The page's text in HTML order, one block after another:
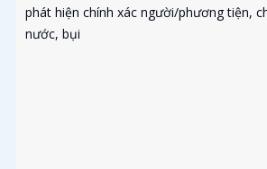
phát hiện chính xác người/phương tiện,
nước, bụi